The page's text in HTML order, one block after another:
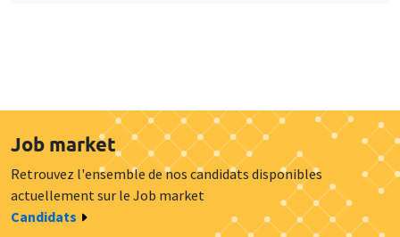
Job market
Retrouvez l'ensemble de nos candidats disponibles
actuellement sur le Job market
Candidats